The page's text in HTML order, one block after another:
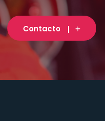
Contacto